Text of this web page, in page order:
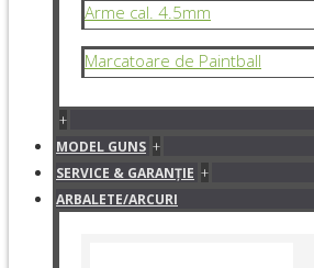
Arme cal. 4.5mm
Marcatoare de Paintball
+
MODEL GUNS +
SERVICE & GARANŢIE +
ARBALETE/ARCURI